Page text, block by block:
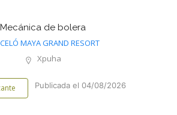
Mecánica de bolera
MAYA GRAND RESORT
Xpuha
Publicada el 04/08/2026